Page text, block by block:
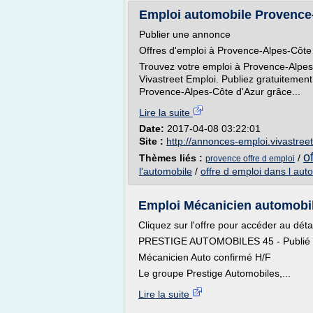
Emploi automobile
Publier une annonce
Offres d'emploi à Provence-Alpes-
Trouvez votre emploi à Provence-
Vivastreet Emploi. Publiez
Provence-Alpes-Côte d'Azur grâce...
Lire la suite
Date: 2017-04-08 03:22:01
Site : http://annonces-
Thèmes liés : provence offre d emploi /
l'automobile / offre d emploi dans l
Emploi Mécanicien
Cliquez sur l'offre pour accéder au
PRESTIGE AUTOMOBILES 45 -
Mécanicien Auto confirmé H/F
Le groupe Prestige Automobiles,...
Lire la suite